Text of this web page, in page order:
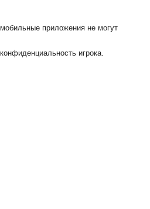
приложения не могут
игрока.